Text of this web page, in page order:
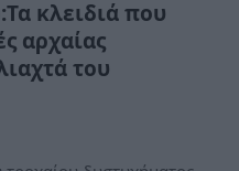
κλειδιά που
αρχαίας
του